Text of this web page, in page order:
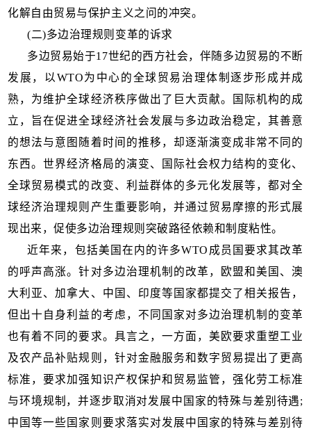
化解自由贸易与保护主义之问的冲突。
(二)多边治理规则变革的诉求
多边贸易始于17世纪的西方社会，伴随多边贸易的不断
发展，以WTO为中心的全球贸易治理体制逐步形成并成
熟，为维护全球经济秩序做出了巨大贡献。国际机构的成
立，旨在促进全球经济社会发展与多边政治稳定，其善意
的想法与意图随着时间的推移，却逐渐演变成非常不同的
东西。世界经济格局的演变、国际社会权力结构的变化、
全球贸易模式的改变、利益群体的多元化发展等，都对全
球经济治理规则产生重要影响，并通过贸易摩擦的形式展
现出来，促使多边治理规则突破路径依赖和制度粘性。
近年来，包括美国在内的许多WTO成员国要求其改革
的呼声高涨。针对多边治理机制的改革，欧盟和美国、澳
大利亚、加拿大、中国、印度等国家都提交了相关报告，
但出十自身利益的考虑，不同国家对多边治理机制的变革
也有着不同的要求。具言之，一方面，美欧要求重塑工业
及农产品补贴规则，针对金融服务和数字贸易提出了更高
标准，要求加强知识产权保护和贸易监管，强化劳工标准
与环境规制，并逐步取消对发展中国家的特殊与差别待遇;
中国等一些国家则要求落实对发展中国家的特殊与差别待